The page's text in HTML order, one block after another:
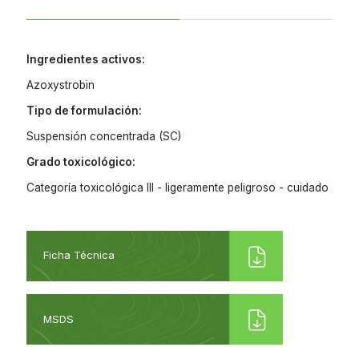
Ingredientes activos:
Azoxystrobin
Tipo de formulación:
Suspensión concentrada (SC)
Grado toxicológico:
Categoría toxicológica III - ligeramente peligroso - cuidado
Ficha Técnica
MSDS